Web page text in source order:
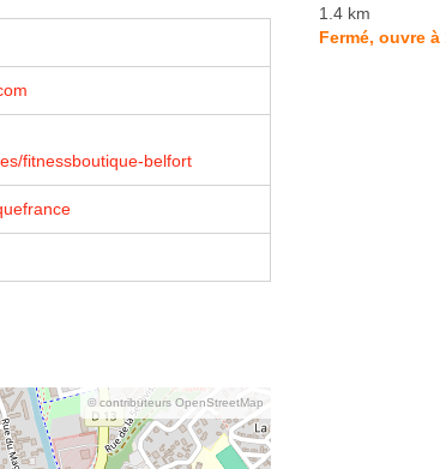
fitnessboutique-belfort
© contributeurs OpenStreetMap
1.4 km
Fermé, ouvre à